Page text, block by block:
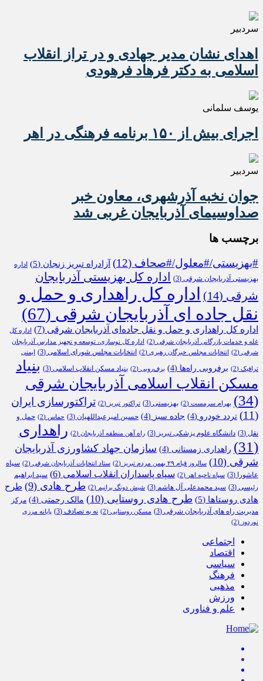
سردبیر
اهدای نشان مدیر جهادی و در تراز انقلاب
اسلامی به دکتر فرهاد فرهودی
یوسف سلمانی
اجرای بیش از ۱۵۰ برنامه فرهنگی در اهر
سردبیر
جوان نخبه آذرشهری، معاون خبر
صداوسیمای آذربایجان غربی شد
برچسب ها
#بهزیستی/#معلول/#صحاف (12) آزادراه تبریز زنجان (5)
اداره
بهزیستی آذربایجان شرقی (3)
اداره کل بهزیستی آذربایجان
شرقی (14)
اداره کل راهداری و حمل و
نقل جاده ای آذربایجان شرقی (67)
اداره کل راهداری و حمل و نقل جاده‌ای آذربایجان شرقی (7)
اداره کل
غله و خدمات بازرگانی آذربایجان شرقی (2)
اداره کل نوسازی، توسعه و تجهیز مدارس آذربایجان
شرقی (2) انتخابات مجلس خبرگان رهبری (2) انتخابات مجلس شورای اسلامی (3) ایمنی
ترافیک (2) برفروبی راه‌ها (4) برف‌روبی (2) بنیاد مسکن انقلاب اسلامی (3)
بنیاد
مسکن انقلاب اسلامی آذربایجان شرقی
(34)
بهرام سرمست (2) بهزیستی (3) تراکتور تبریز (2)
تراکتورسازی ایران
(11)
تردد خودرو (4) جاده سبز (4) حسین امیرعبداللهیان (3) حماس (2)
حمل و
نقل (3) دانشگاه علوم پزشکی تبریز (3) راه آهن منطقه آذربایجان (2)
راهداری
(31)
راهداری زمستانی (4)
سازمان جهاد کشاورزی آذربایجان
شرقی (10) سالروز قیام ۲۹ بهمن مردم تبریز (2) ستاد انتخابات آذربایجان شرقی (2)
سپاه
عاشورا
(3) سپاه ناحیه اهر (2) سپاه پاسداران انقلاب اسلامی (6)
سید ابراهیم
رئیسی (3) سید محمدعلی آل هاشم (3) شیش دونگ برانیم (2) طرح هادی (9)
طرح
هادی روستاها (5) طرح هادی روستایی (10) مالک رحمتی (4)
مرکز
مدیریت راه های آذربایجان شرقی (3) مسکن روستایی (2) نه به تصادف (3)
پایانه مرزی
نوردوز (2)
اجتماعی
اقتصاد
سیاسی
فرهنگ
مذهبی
ورزش
علم و فناوری